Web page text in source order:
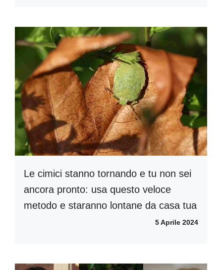
Le cimici stanno tornando e tu non sei
ancora pronto: usa questo veloce
metodo e staranno lontane da casa tua
5 Aprile 2024